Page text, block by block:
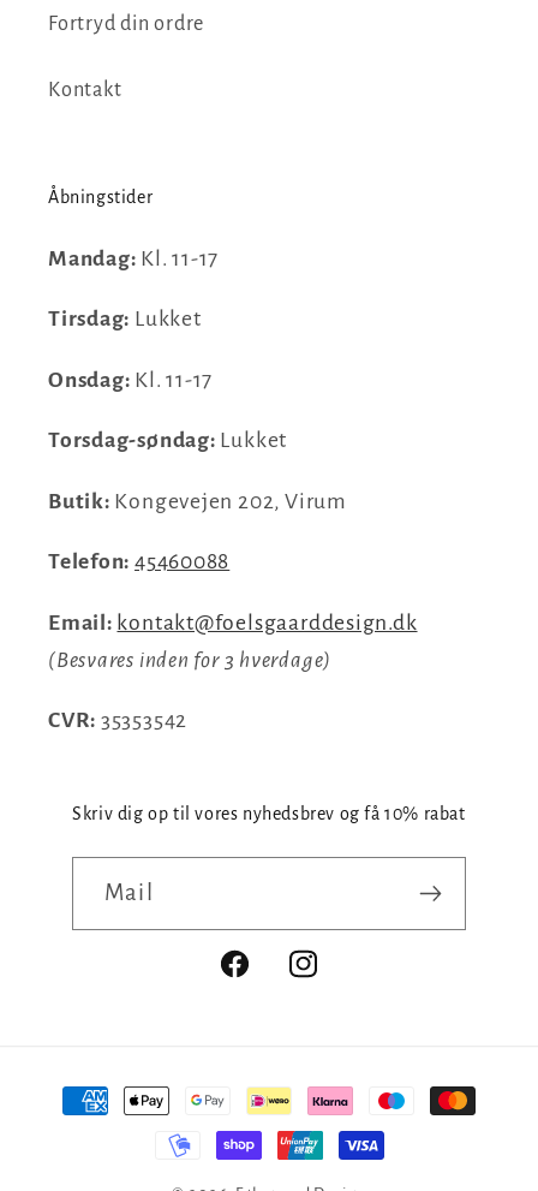
Fortryd din ordre
Kontakt
Åbningstider
Mandag: Kl. 11-17
Tirsdag: Lukket
Onsdag: Kl. 11-17
Torsdag-søndag: Lukket
Butik: Kongevejen 202, Virum
Telefon:45460088
Email: kontakt@foelsgaarddesign.dk
(Besvares inden for 3 hverdage)
CVR: 35353542
Skriv dig op til vores nyhedsbrev og få 10% rabat
Mail
FacebookInstagram
Betalingsmetoder